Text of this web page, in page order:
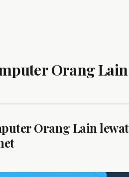
Orang Lain
Orang Lain lewat